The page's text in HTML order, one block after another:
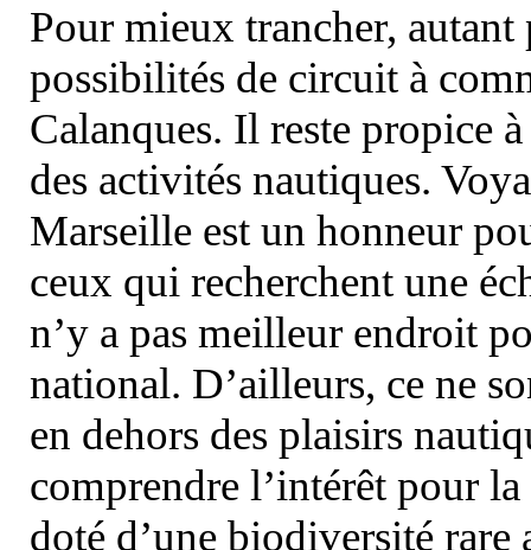
Pour mieux trancher, autant
possibilités de circuit à
Calanques. Il reste propice
des activités nautiques.
Marseille est un honneur
ceux qui recherchent une
n’y a pas meilleur endroit
national. D’ailleurs, ce ne
en dehors des plaisirs
comprendre l’intérêt pour
doté d’une biodiversité